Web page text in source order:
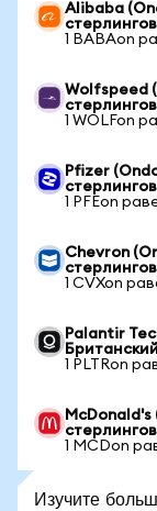
Alibaba
стерлингов
1 BABAon
Wolfspeed
стерлингов
1 WOLFon
Pfizer
стерлингов
1 PFEon
Chevron
стерлингов
1 CVXon
Palantir
1 PLTRon
стерлингов
1 MCDon
Изучите